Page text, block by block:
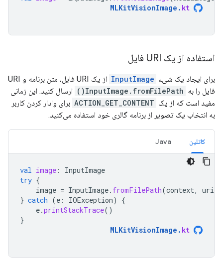
MLKitVisionImage . kt
استفاده از یک URI فایل
برای ایجاد یک شیء InputImage
از یک URI فایل، متن برنامه و URI
فایل را به InputImage.fromFilePath()
ارسال کنید. این زمانی
مفید است که از یک ACTION_GET_CONTENT برای وادار کردن کاربر
به انتخاب یک تصویر از برنامه گالری خود استفاده می‌کنید.
کاتلین Java
val image :
InputImage
try {
image = InputImage. fromFilePath(context, uri
} catch (e : IOException)
{
e.printStackTrace()
}
MLKitVisionImage . kt